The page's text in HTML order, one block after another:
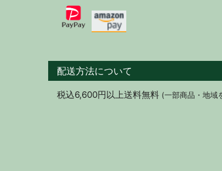
配送方法について
税込6,600円以上送料無料 (一部商品・地域